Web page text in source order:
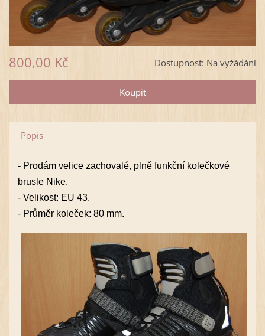
Dostupnost: Na vyžádání
800,00 Kč
Popis
- Prodám velice zachovalé, plně funkční kolečkové
brusle Nike.
- Velikost: EU 43.
- Průměr koleček: 80 mm.